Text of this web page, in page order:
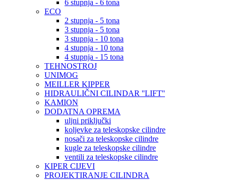
6 stupnja - 6 tona
ECO
2 stupnja - 5 tona
3 stupnja - 5 tona
3 stupnja - 10 tona
4 stupnja - 10 tona
4 stupnja - 15 tona
TEHNOSTROJ
UNIMOG
MEILLER KIPPER
HIDRAULIČNI CILINDAR ''LIFT''
KAMION
DODATNA OPREMA
uljni priključki
koljevke za teleskopske cilindre
nosači za teleskopske cilindre
kugle za teleskopske cilindre
ventili za teleskopske cilindre
KIPER CIJEVI
PROJEKTIRANJE CILINDRA